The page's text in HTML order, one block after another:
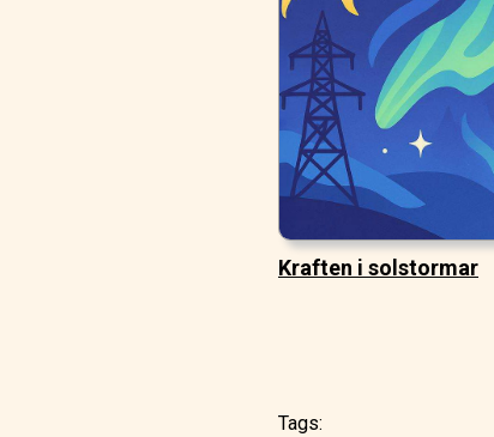
Kraften i solstormar
Tags: